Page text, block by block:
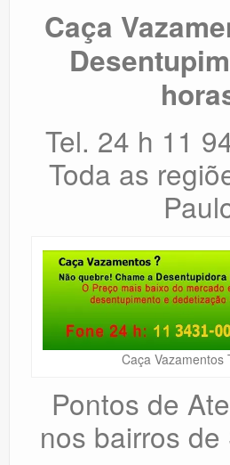
Caça
Tel. 24 h 11
Toda as
Caça Vazamentos
Pontos de
nos bairros